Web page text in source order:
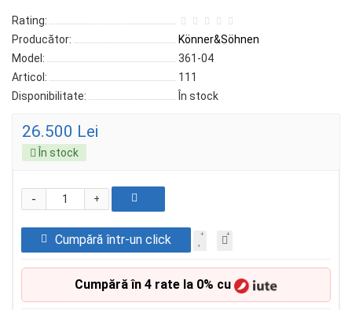
Rating:
Producător:
Könner&Söhnen
Model:
361-04
Articol:
111
Disponibilitate:
În stock
26.500 Lei
În stock
+
-
Cumpără într-un click
Cumpără în 4 rate la 0% cu